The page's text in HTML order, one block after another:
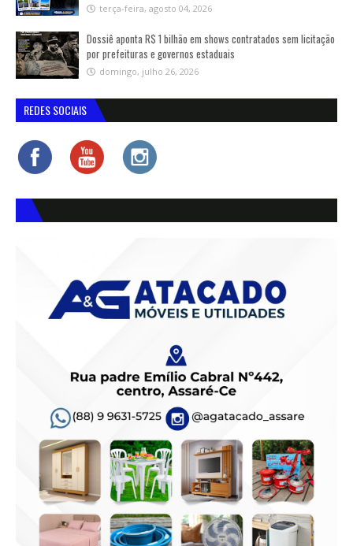
terça-feira, agosto 04, 2026
Dossiê aponta R$ 1 bilhão em shows contratados sem licitação
por prefeituras e governos estaduais
domingo, julho 26, 2026
REDES SOCIAIS